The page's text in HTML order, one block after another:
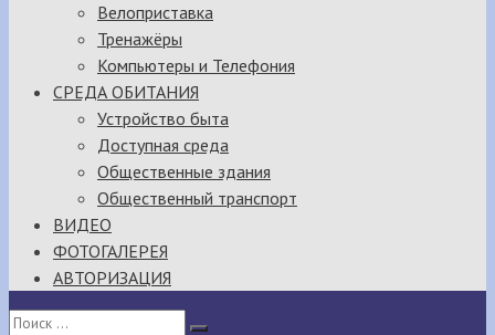
Велоприставка
Тренажёры
Компьютеры и Телефония
СРЕДА ОБИТАНИЯ
Устройство быта
Доступная среда
Общественные здания
Общественный транспорт
ВИДЕО
ФОТОГАЛЕРЕЯ
АВТОРИЗАЦИЯ